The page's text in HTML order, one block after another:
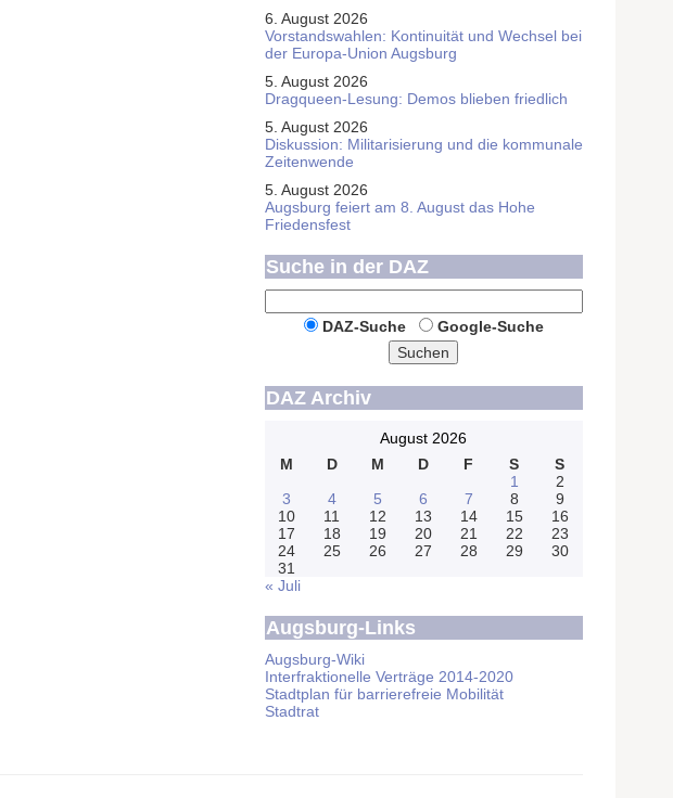
6. August 2026
Vorstandswahlen: Kontinuität und Wechsel bei
der Europa-Union Augsburg
5. August 2026
Dragqueen-Lesung: Demos blieben friedlich
5. August 2026
Diskussion: Mi­li­ta­ri­sie­rung und die kommunale
Zeitenwende
5. August 2026
Augsburg feiert am 8. August das Hohe
Friedensfest
Suche in der DAZ
DAZ-Suche
Google-Suche
Suchen
DAZ Archiv
August 2026
M
D M D F S
S
1
2
3
4 5 6 7 8
9
10
11 12 13 14 15
16
17
18 19 20 21 22
23
24
25 26 27 28 29
30
31
« Juli
Augsburg-Links
Augsburg-Wiki
Interfraktionelle Verträge 2014-2020
Stadtplan für barrierefreie Mobilität
Stadtrat